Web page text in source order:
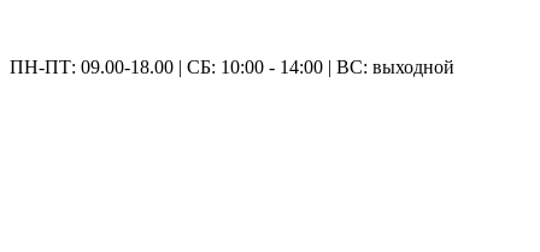
ПН-ПТ: 09.00-18.00 | СБ: 10:00 - 14:00 | ВС: выходной